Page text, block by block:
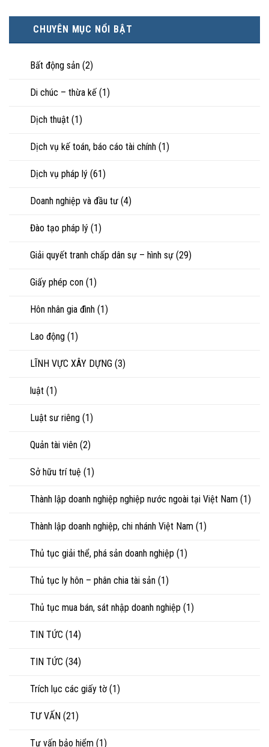
nào?
trực
tiếp
nuôi
hạnh
phúc:
Góc
tài
chấp
CHUYÊN MỤC NỔI BẬT
Bất động sản (2)
Di chúc – thừa kế (1)
Dịch thuật (1)
Dịch vụ kế toán, báo cáo tài chính (1)
Dịch vụ pháp lý (61)
Doanh nghiệp và đầu tư (4)
Đào tạo pháp lý (1)
Giải quyết tranh chấp dân sự – hình sự (29)
Giấy phép con (1)
Hôn nhân gia đình (1)
Lao động (1)
LĨNH VỰC XÂY DỰNG (3)
luật (1)
Luật sư riêng (1)
Quản tài viên (2)
Sở hữu trí tuệ (1)
Thành lập doanh nghiệp nghiệp nước ngoài tại Việt Nam (1)
Thành lập doanh nghiệp, chi nhánh Việt Nam (1)
Thủ tục giải thể, phá sản doanh nghiệp (1)
Thủ tục ly hôn – phân chia tài sản (1)
Thủ tục mua bán, sát nhập doanh nghiệp (1)
TIN TỨC (14)
TIN TỨC (34)
Trích lục các giấy tờ (1)
TƯ VẤN (21)
Tư vấn bảo hiểm (1)